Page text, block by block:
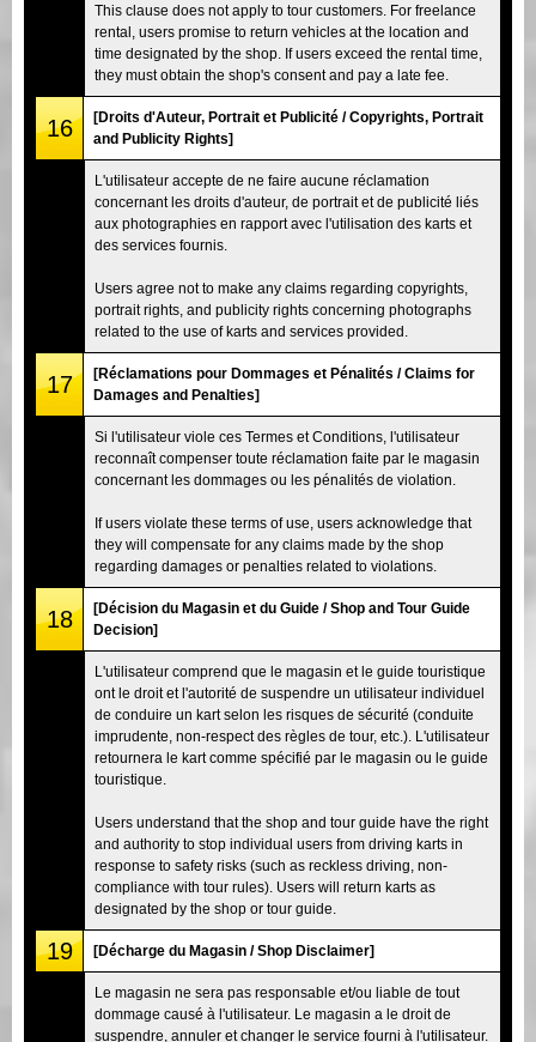
This clause does not apply to tour customers. For freelance
rental, users promise to return vehicles at the location and
time designated by the shop. If users exceed the rental time,
they must obtain the shop's consent and pay a late fee.
16
[Droits d'Auteur, Portrait et Publicité / Copyrights, Portrait
and Publicity Rights]
L'utilisateur accepte de ne faire aucune réclamation
concernant les droits d'auteur, de portrait et de publicité liés
aux photographies en rapport avec l'utilisation des karts et
des services fournis.
Users agree not to make any claims regarding copyrights,
portrait rights, and publicity rights concerning photographs
related to the use of karts and services provided.
17
[Réclamations pour Dommages et Pénalités / Claims for
Damages and Penalties]
Si l'utilisateur viole ces Termes et Conditions, l'utilisateur
reconnaît compenser toute réclamation faite par le magasin
concernant les dommages ou les pénalités de violation.
If users violate these terms of use, users acknowledge that
they will compensate for any claims made by the shop
regarding damages or penalties related to violations.
18
[Décision du Magasin et du Guide / Shop and Tour Guide
Decision]
L'utilisateur comprend que le magasin et le guide touristique
ont le droit et l'autorité de suspendre un utilisateur individuel
de conduire un kart selon les risques de sécurité (conduite
imprudente, non-respect des règles de tour, etc.). L'utilisateur
retournera le kart comme spécifié par le magasin ou le guide
touristique.
Users understand that the shop and tour guide have the right
and authority to stop individual users from driving karts in
response to safety risks (such as reckless driving, non-
compliance with tour rules). Users will return karts as
designated by the shop or tour guide.
19 [Décharge du Magasin / Shop Disclaimer]
Le magasin ne sera pas responsable et/ou liable de tout
dommage causé à l'utilisateur. Le magasin a le droit de
suspendre, annuler et changer le service fourni à l'utilisateur.